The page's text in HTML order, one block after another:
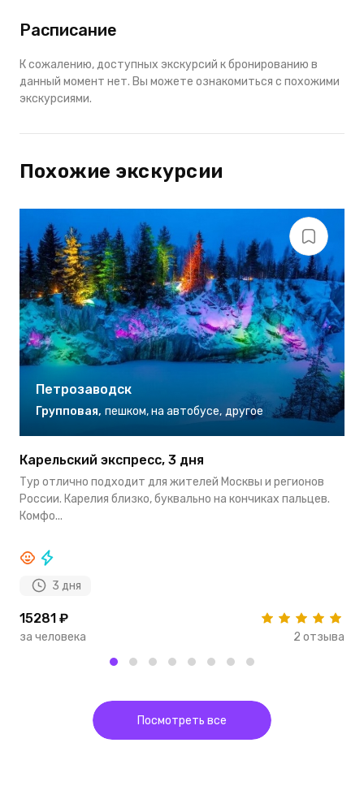
Расписание
К сожалению, доступных экскурсий к бронированию в
данный момент нет. Вы можете ознакомиться с похожими
экскурсиями.
Похожие экскурсии
Петрозаводск
Групповая, пешком, на автобусе, другое
Карельский экспресс, 3 дня
Тур отлично подходит для жителей Москвы и регионов
России. Карелия близко, буквально на кончиках пальцев.
Комфо...
3 дня
15281 ₽
за человека 2 отзыва
Посмотреть все